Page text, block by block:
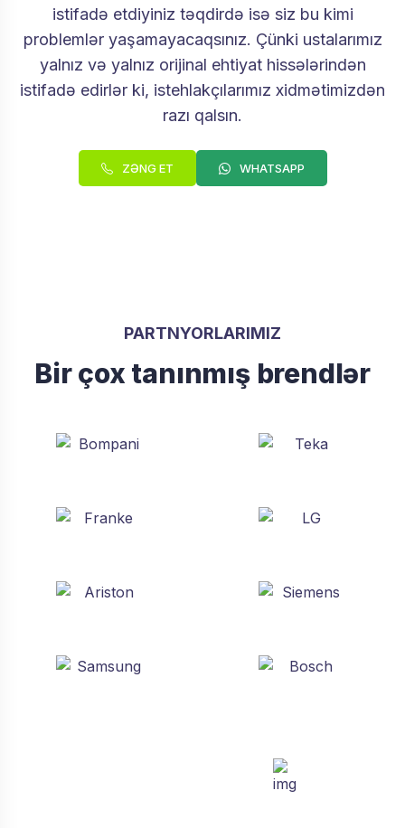
istifadə etdiyiniz təqdirdə isə siz bu kimi
problemlər yaşamayacaqsınız. Çünki ustalarımız
yalnız və yalnız orijinal ehtiyat hissələrindən
istifadə edirlər ki, istehlakçılarımız xidmətimizdən
razı qalsın.
ZƏNG ET WHATSAPP
PARTNYORLARIMIZ
Bir çox tanınmış brendlər